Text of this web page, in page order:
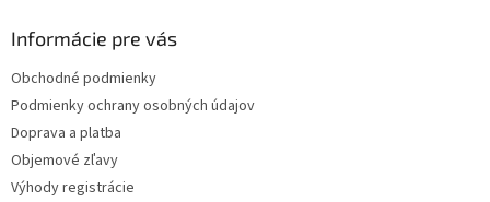
Informácie pre vás
Obchodné podmienky
Podmienky ochrany osobných údajov
Doprava a platba
Objemové zľavy
Výhody registrácie